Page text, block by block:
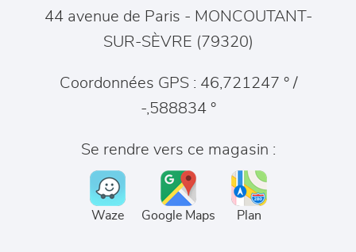
décoration
44 avenue de Paris - MONCOUTANT-
SUR-SÈVRE (79320)
Coordonnées GPS : 46,721247 ° /
-,588834 °
Se rendre vers ce magasin :
Waze Google Maps Plan